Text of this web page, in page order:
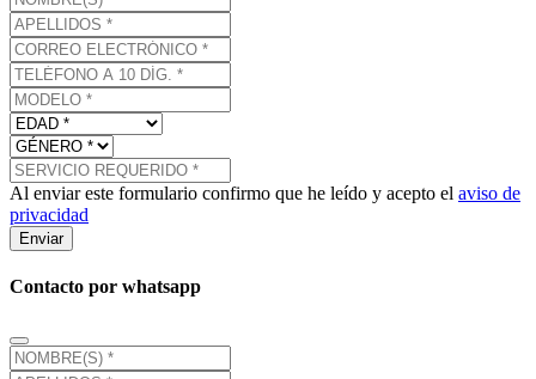
Al enviar este formulario confirmo que he leído y acepto el aviso de
privacidad
Enviar
Contacto por whatsapp